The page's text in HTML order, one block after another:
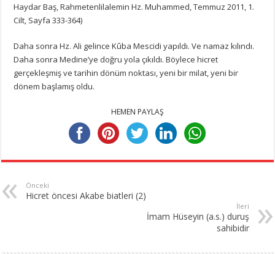
Haydar Baş, Rahmetenlilalemin Hz. Muhammed, Temmuz 2011, 1.
Cilt, Sayfa 333-364)
Daha sonra Hz. Ali gelince Kûba Mescidi yapıldı. Ve namaz kılındı.
Daha sonra Medine’ye doğru yola çıkıldı. Böylece hicret
gerçekleşmiş ve tarihin dönüm noktası, yeni bir milat, yeni bir
dönem başlamış oldu.
HEMEN PAYLAŞ
Önceki
Hicret öncesi Akabe biatleri (2)
İleri
İmam Hüseyin (a.s.) duruş
sahibidir